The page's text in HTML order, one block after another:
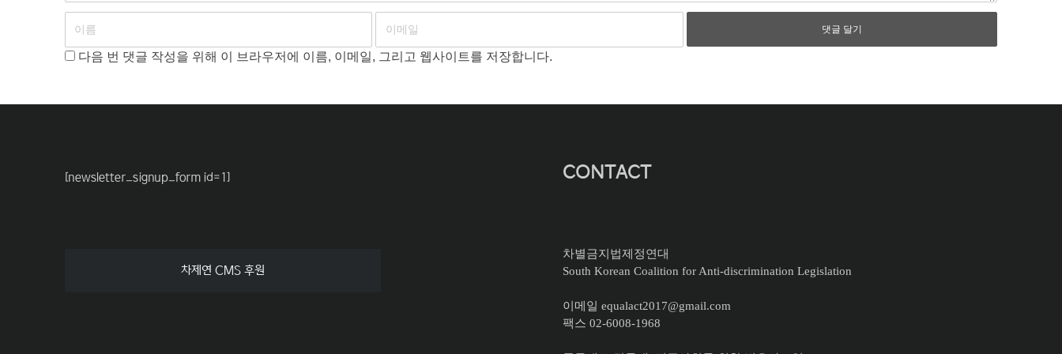
다음 번 댓글 작성을 위해 이 브라우저에 이름, 이메일, 그리고 웹사이트를 저장합니다.
[newsletter_signup_form id=1]
차제연 CMS 후원
CONTACT
차별금지법제정연대
South Korean Coalition for Anti-discrimination Legislation
이메일 equalact2017@gmail.com
팩스 02-6008-1968